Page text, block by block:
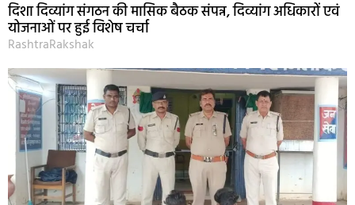
दिशा दिव्यांग संगठन की मासिक बैठक संपन्न, दिव्यांग अधिकारों एवं
योजनाओं पर हुई विशेष चर्चा
RashtraRakshak